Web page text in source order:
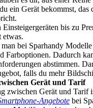
ein Gerät bekommst,
Einsteigergeräten bis zu
etwas.
bei Sparhandy
Farboptionen. Dadurch
abstimmen.
falls du mehr
Gerät und Tarif
zwischen Gerät und Tarif
Angebote bei